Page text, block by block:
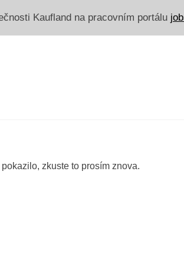
Kaufland na pracovním portálu
pokazilo, zkuste to prosím znova.